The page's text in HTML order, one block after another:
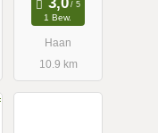
1 Bew.
Haan
10.9 km